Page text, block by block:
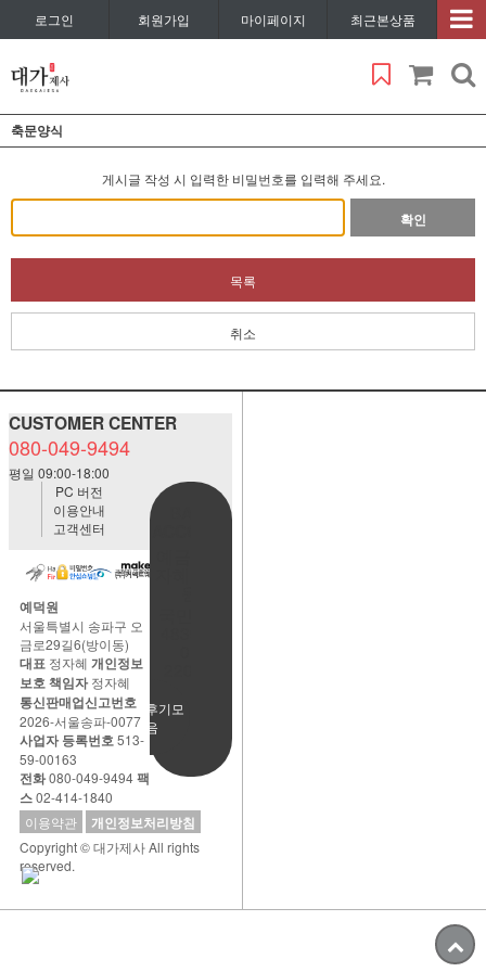
로그인 회원가입 마이페이지 최근본상품
축문양식
게시글 작성 시 입력한 비밀번호를 입력해 주세요.
확인
목록
취소
CUSTOMER CENTER
080-049-9494
평일 09:00-18:00
사용후기모
음
PC 버전
이용안내
고객센터
예덕원
서울특별시 송파구 오
금로29길6(방이동)
대표 정자혜 개인정보
보호 책임자정자혜
통신판매업신고번호
2026-서울송파-0077
사업자 등록번호513-
59-00163
전화080-049-9494팩
스02-414-1840
이용약관
개인정보처리방침
Copyright © 대가제사 All rights
reserved.